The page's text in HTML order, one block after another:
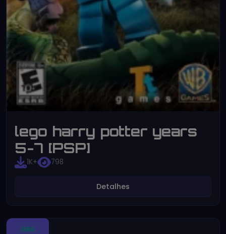
lego harry potter years
5-7 [PSP]
1K+ 798
Detalhes
GBA